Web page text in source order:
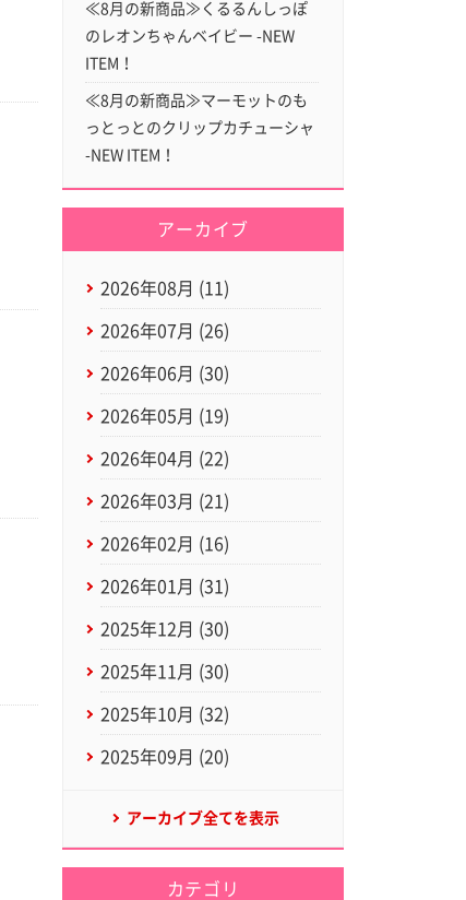
≪8月の新商品≫くるるんしっぽ
のレオンちゃんベイビー -NEW
ITEM！
≪8月の新商品≫マーモットのも
っとっとのクリップカチューシャ
-NEW ITEM！
アーカイブ
2026年08月 (11)
2026年07月 (26)
2026年06月 (30)
2026年05月 (19)
2026年04月 (22)
2026年03月 (21)
2026年02月 (16)
2026年01月 (31)
2025年12月 (30)
2025年11月 (30)
2025年10月 (32)
2025年09月 (20)
アーカイブ全てを表示
カテゴリ